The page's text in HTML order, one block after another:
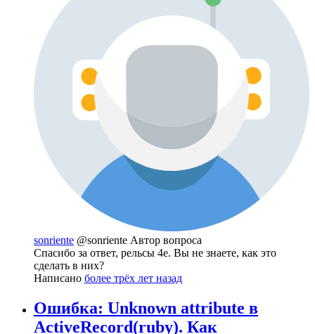
sonriente @sonriente Автор вопроса
Спасибо за ответ, рельсы 4е. Вы не знаете, как это
сделать в них?
Написано более трёх лет назад
Ошибка: Unknown attribute в
ActiveRecord(ruby). Как